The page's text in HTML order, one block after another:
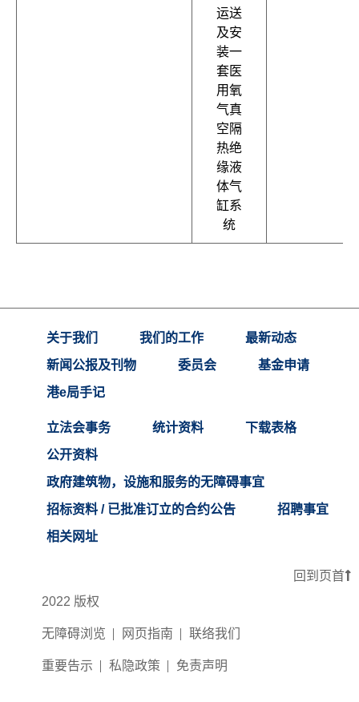
运送
及安
装一
套医
用氧
气真
空隔
热绝
缘液
体气
缸系
统
关于我们 我们的工作
最新动态
新闻公报及刊物
委员会
基金申请
港e局手记
立法会事务 统计资料
下载表格
公开资料
政府建筑物，设施和服务的无障碍事宜
招标资料 / 已批准订立的合约公告
招聘事宜
相关网址
回到页首
2022 版权
无障碍浏览 网页指南 联络我们
重要告示 私隐政策 免责声明